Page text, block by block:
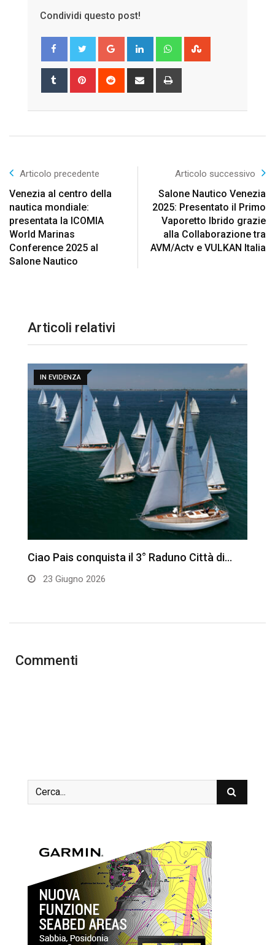
Condividi questo post!
Google+ LinkedIn Whatsapp
Tumblr Pinterest Reddit
Share
Articolo precedente
Venezia al centro della
nautica mondiale:
presentata la ICOMIA
World Marinas
Conference 2025 al
Salone Nautico
Articolo successivo
Salone Nautico Venezia
2025: Presentato il Primo
Vaporetto Ibrido grazie
alla Collaborazione tra
AVM/Actv e VULKAN Italia
Articoli relativi
IN EVIDENZA
Ciao Pais conquista il 3° Raduno Città di…
23 Giugno 2026
Commenti